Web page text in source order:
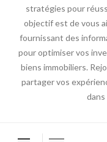
stratégies pour
objectif est de vous
fournissant des
pour optimiser vos
biens immobiliers.
partager vos
dans